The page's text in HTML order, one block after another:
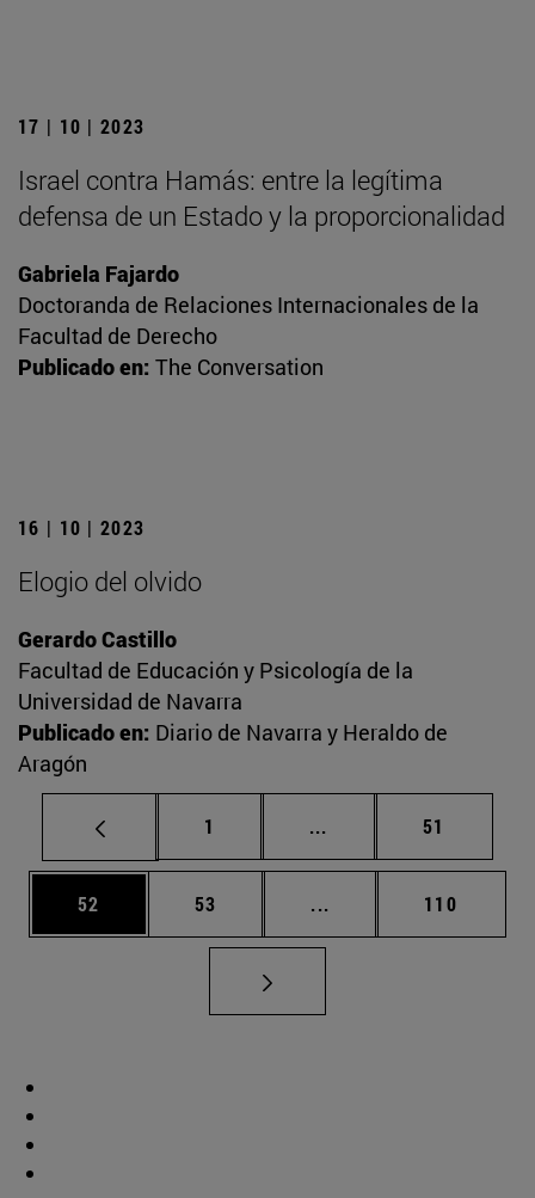
17 | 10 | 2023
Israel contra Hamás: entre la legítima
defensa de un Estado y la proporcionalidad
Gabriela Fajardo
Doctoranda de Relaciones Internacionales de la
Facultad de Derecho
Publicado en: The Conversation
16 | 10 | 2023
Elogio del olvido
Gerardo Castillo
Facultad de Educación y Psicología de la
Universidad de Navarra
Publicado en: Diario de Navarra y Heraldo de
Aragón
Página
1 ... Páginas intermedias
Página
51
Página
52 Página
53 ... Páginas intermedias
Página
110